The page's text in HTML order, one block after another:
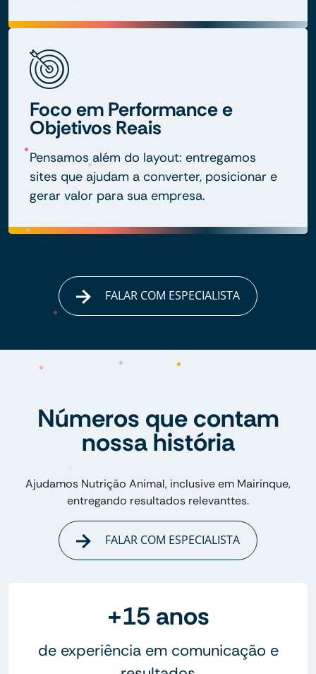
Foco em Performance e
Objetivos Reais
Pensamos além do layout: entregamos
sites que ajudam a converter, posicionar e
gerar valor para sua empresa.
FALAR COM ESPECIALISTA
Números que contam
nossa história
Ajudamos Nutrição Animal, inclusive em Mairinque,
entregando resultados relevanttes.
FALAR COM ESPECIALISTA
+15 anos
de experiência em comunicação e